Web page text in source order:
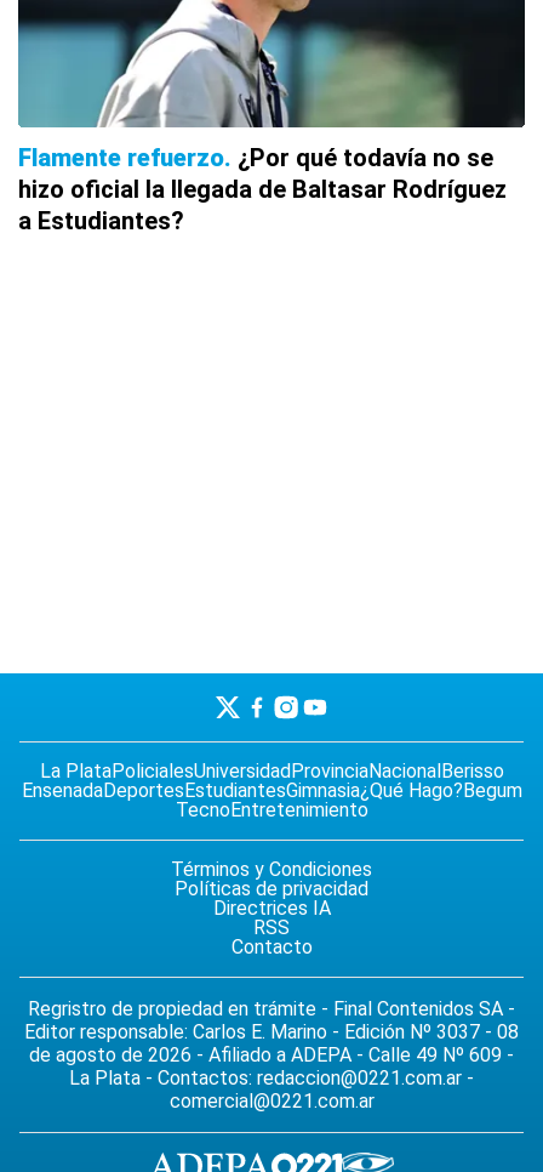
Flamente refuerzo ¿Por qué todavía no se
hizo oficial la llegada de Baltasar Rodríguez
a Estudiantes?
La PlataPolicialesUniversidadProvinciaNacionalBerisso
EnsenadaDeportesEstudiantesGimnasia¿Qué Hago?Begum
TecnoEntretenimiento
Términos y Condiciones
Políticas de privacidad
Directrices IA
RSS
Contacto
Regristro de propiedad en trámite - Final Contenidos SA -
Editor responsable: Carlos E. Marino - Edición Nº 3037 - 08
de agosto de 2026 - Afiliado a ADEPA - Calle 49 Nº 609 -
La Plata - Contactos: redaccion@0221.com.ar -
comercial@0221.com.ar